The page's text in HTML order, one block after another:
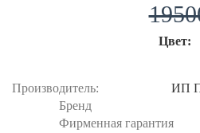
Цвет:
Производитель:
ИП
Бренд
Фирменная гарантия